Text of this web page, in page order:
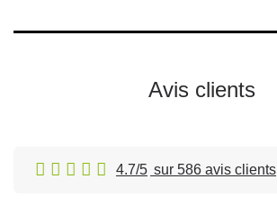
Avis clients
4.7/5 sur 586 avis clients